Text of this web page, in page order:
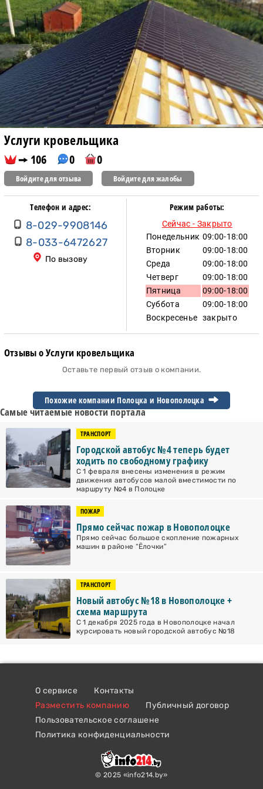
Услуги кровельщика
106 0 0
Войдите для отзыва Войдите для жалобы
Телефон и адрес:
8-029-9908146
8-033-6472627
По вызову
Режим работы:
Сейчас - Закрыто
Понедельник 09:00-18:00
Вторник
09:00-18:00
Среда
09:00-18:00
Четверг
09:00-18:00
Пятница
09:00-18:00
Суббота
09:00-18:00
Воскресенье закрыто
Отзывы о Услуги кровельщика
Оставьте первый отзыв о компании.
Похожие компании Полоцка и Новополоцка
Самые читаемые новости портала
ТРАНСПОРТ
Городской автобус №4 теперь будет
ходить по свободному графику
С 1 февраля внесены изменения в режим
движения автобусов малой вместимости по
маршруту №4 в Полоцке
ПОЖАР
Прямо сейчас пожар в Новополоцке
Прямо сейчас большое скопление пожарных
машин в районе “Ёлочки”
ТРАНСПОРТ
Новый автобус №18 в Новополоцке +
схема маршрута
С 1 декабря 2025 года в Новополоцке начал
курсировать новый городской автобус №18
О сервисе
Контакты
Разместить компанию
Публичный договор
Пользовательское соглашене
Политика конфиденциальности
© 2025 «info214.by»